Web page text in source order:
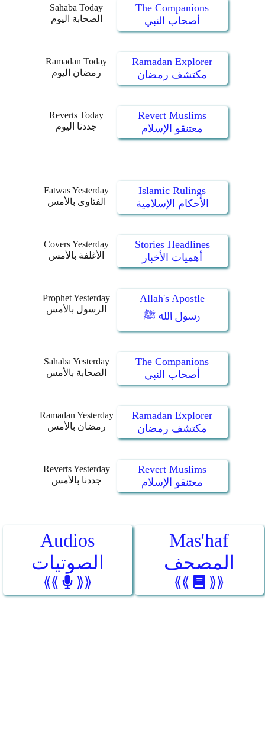
Sahaba Today
الصحابة اليوم
The Companions
أصحاب النبي
Ramadan Today
رمضان اليوم
Ramadan Explorer
مكتشف رمضان
Reverts Today
جددنا اليوم
Revert Muslims
معتنقو الإسلام
Fatwas Yesterday
الفتاوى بالأمس
Islamic Rulings
الأحكام الإسلامية
Covers Yesterday
الأغلفة بالأمس
Stories Headlines
أهميات الأخبار
Prophet Yesterday
الرسول بالأمس
Allah's Apostle
رسول الله ﷺ
Sahaba Yesterday
الصحابة بالأمس
The Companions
أصحاب النبي
Ramadan Yesterday
رمضان بالأمس
Ramadan Explorer
مكتشف رمضان
Reverts Yesterday
جددنا بالأمس
Revert Muslims
معتنقو الإسلام
Audios
الصوتيات
⟪⟪ ⟫⟫
Mas'haf
المصحف
⟪⟪ ⟫⟫